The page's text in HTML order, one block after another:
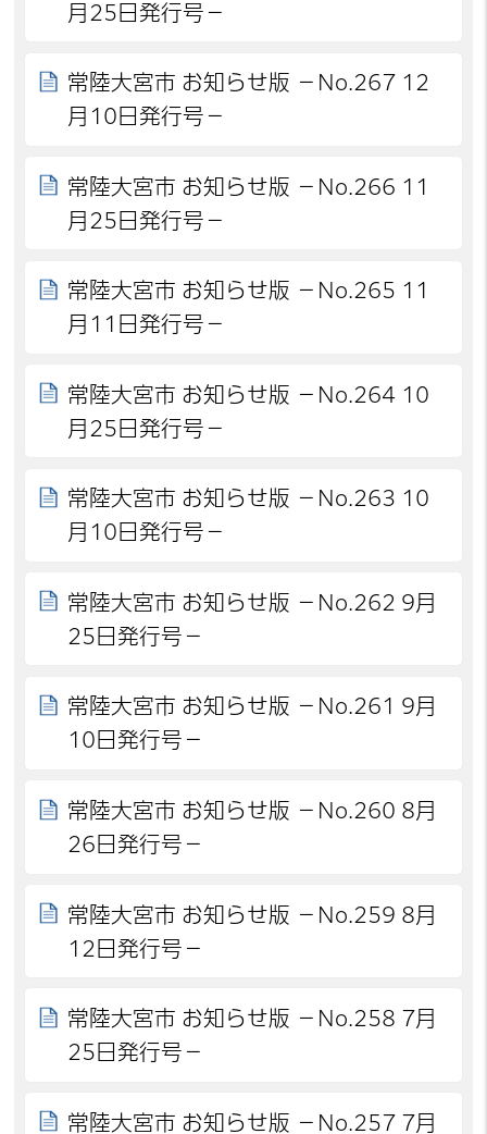
月25日発行号－
常陸大宮市 お知らせ版 －No.267 12
月10日発行号－
常陸大宮市 お知らせ版 －No.266 11
月25日発行号－
常陸大宮市 お知らせ版 －No.265 11
月11日発行号－
常陸大宮市 お知らせ版 －No.264 10
月25日発行号－
常陸大宮市 お知らせ版 －No.263 10
月10日発行号－
常陸大宮市 お知らせ版 －No.262 9月
25日発行号－
常陸大宮市 お知らせ版 －No.261 9月
10日発行号－
常陸大宮市 お知らせ版 －No.260 8月
26日発行号－
常陸大宮市 お知らせ版 －No.259 8月
12日発行号－
常陸大宮市 お知らせ版 －No.258 7月
25日発行号－
常陸大宮市 お知らせ版 －No.257 7月